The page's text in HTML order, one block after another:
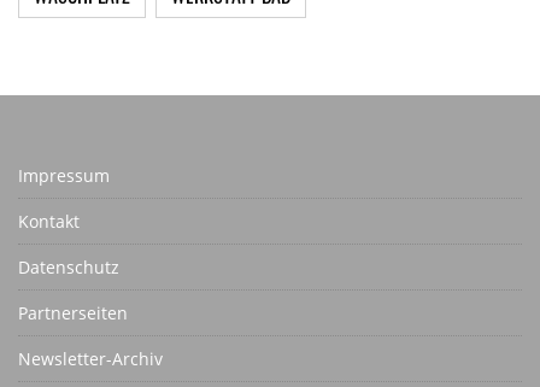
Impressum
Kontakt
Datenschutz
Partnerseiten
Newsletter-Archiv